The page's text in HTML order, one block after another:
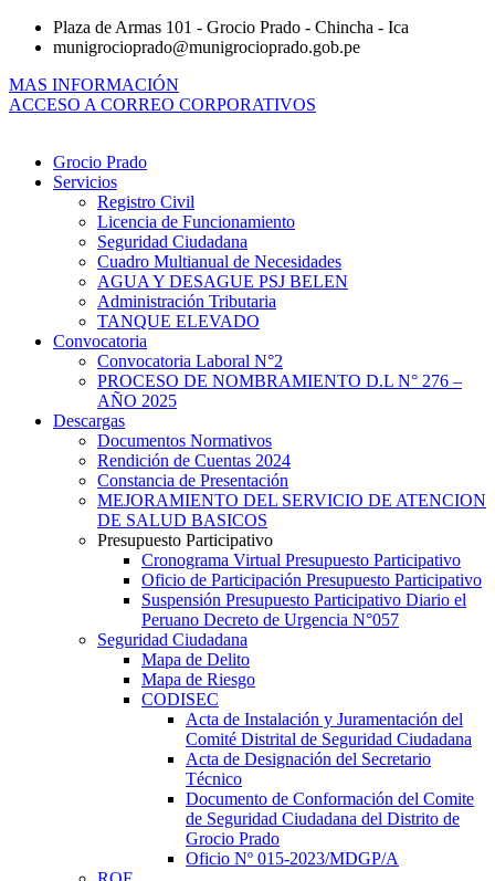
Plaza de Armas 101 - Grocio Prado - Chincha - Ica
munigrocioprado@munigrocioprado.gob.pe
MAS INFORMACIÓN
ACCESO A CORREO CORPORATIVOS
Grocio Prado
Servicios
Registro Civil
Licencia de Funcionamiento
Seguridad Ciudadana
Cuadro Multianual de Necesidades
AGUA Y DESAGUE PSJ BELEN
Administración Tributaria
TANQUE ELEVADO
Convocatoria
Convocatoria Laboral N°2
PROCESO DE NOMBRAMIENTO D.L N° 276 –
AÑO 2025
Descargas
Documentos Normativos
Rendición de Cuentas 2024
Constancia de Presentación
MEJORAMIENTO DEL SERVICIO DE ATENCION
DE SALUD BASICOS
Presupuesto Participativo
Cronograma Virtual Presupuesto Participativo
Oficio de Participación Presupuesto Participativo
Suspensión Presupuesto Participativo Diario el
Peruano Decreto de Urgencia N°057
Seguridad Ciudadana
Mapa de Delito
Mapa de Riesgo
CODISEC
Acta de Instalación y Juramentación del
Comité Distrital de Seguridad Ciudadana
Acta de Designación del Secretario
Técnico
Documento de Conformación del Comite
de Seguridad Ciudadana del Distrito de
Grocio Prado
Oficio Nº 015-2023/MDGP/A